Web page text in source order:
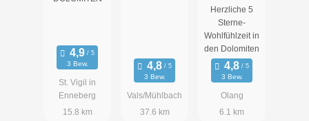
3 Bew.
St. Vigil in
Enneberg
15.8 km
3 Bew.
Vals/Mühlbach
37.6 km
LUXURY .
AYURVEDA
& SPA
Herzliche 5
Sterne-
Wohlfühlzeit in
den Dolomiten
3 Bew.
Olang
6.1 km